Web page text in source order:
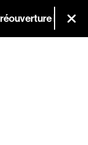
le mercredi